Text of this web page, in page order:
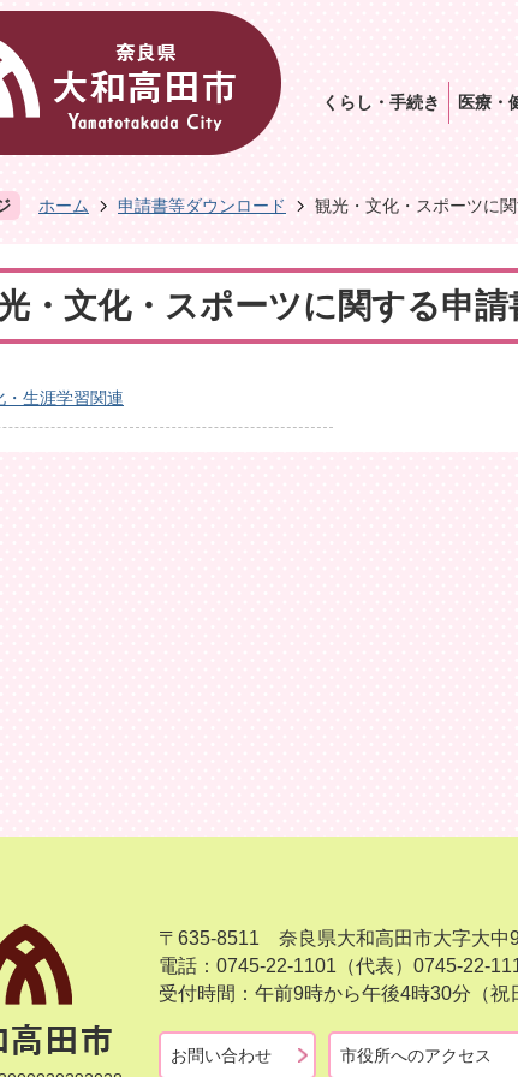
くらし・手続き 医療・
ホーム 申請書等ダウンロード 観光・文化・スポーツに
・文化・スポーツに関する申請
・生涯学習関連
〒635-8511 奈良県大和高田市大字大中
電話：0745-22-1101（代表） 0745-22-
受付時間：午前9時から午後4時30分（祝
お問い合わせ 市役所へのアクセス